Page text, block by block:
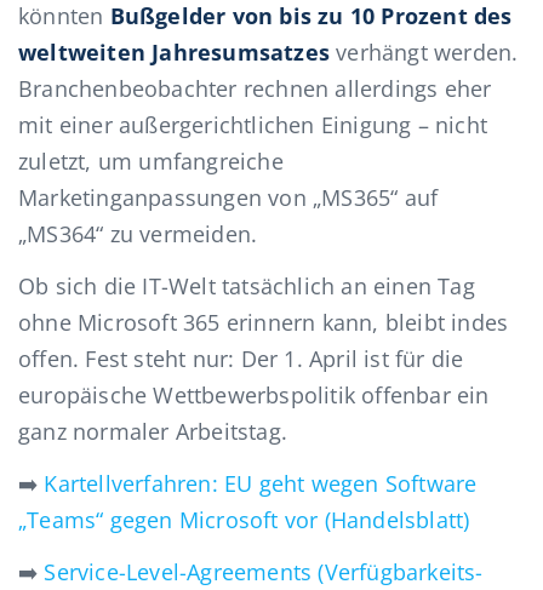
könnten Bußgelder von bis zu 10 Prozent des
weltweiten Jahresumsatzes verhängt werden.
Branchenbeobachter rechnen allerdings eher
mit einer außergerichtlichen Einigung – nicht
zuletzt, um umfangreiche
Marketinganpassungen von „MS365“ auf
„MS364“ zu vermeiden.
Ob sich die IT-Welt tatsächlich an einen Tag
ohne Microsoft 365 erinnern kann, bleibt indes
offen. Fest steht nur: Der 1. April ist für die
europäische Wettbewerbspolitik offenbar ein
ganz normaler Arbeitstag.
➡️ Kartellverfahren: EU geht wegen Software
„Teams“ gegen Microsoft vor (Handelsblatt)
➡️ Service-Level-Agreements (Verfügbarkeits-